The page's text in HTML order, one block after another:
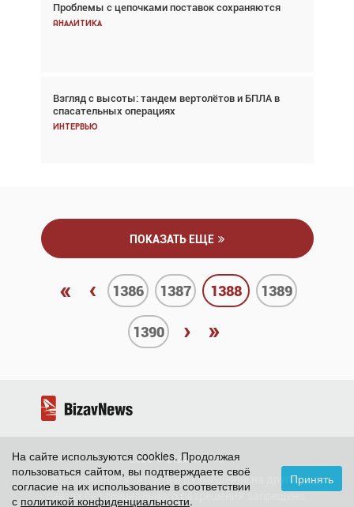
Проблемы с цепочками поставок сохраняются
Аналитика
Взгляд с высоты: тандем вертолётов и БПЛА в
спасательных операциях
Интервью
Впервые с 2024 года глобальный трафик
снижается три недели подряд
Частный самолёт – это актив. Подходите к
покупке соответствующим образом
Интервью
ПОКАЗАТЬ ЕЩЕ
« ‹ 1386 1387 1388 1389
1390 › »
2026 ©BizavNews
Копирование контента и размещение на других
сайтах без специального разрешения запрещено.
На сайте используются cookies. Продолжая
пользоваться сайтом, вы подтверждаете своё
согласие на их использование в соответствии
с политикой конфиденциальности.
Принять